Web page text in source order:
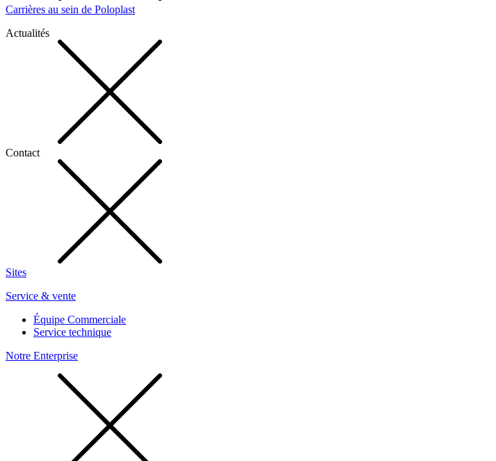
Carrières au sein de Poloplast
Actualités
Contact
Sites
Service & vente
Équipe Commerciale
Service technique
Notre Enterprise